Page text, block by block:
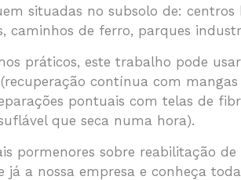
situadas no subsolo de: centros
caminhos de ferro, parques
práticos, este trabalho pode
contínua com
pontuais com telas de
que seca numa hora).
pormenores sobre reabilitação de
já a nossa empresa e conheça